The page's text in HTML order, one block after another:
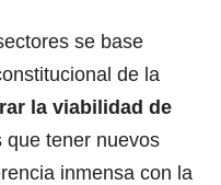
se base
de la
la viabilidad de
que tener nuevos
inmensa con la